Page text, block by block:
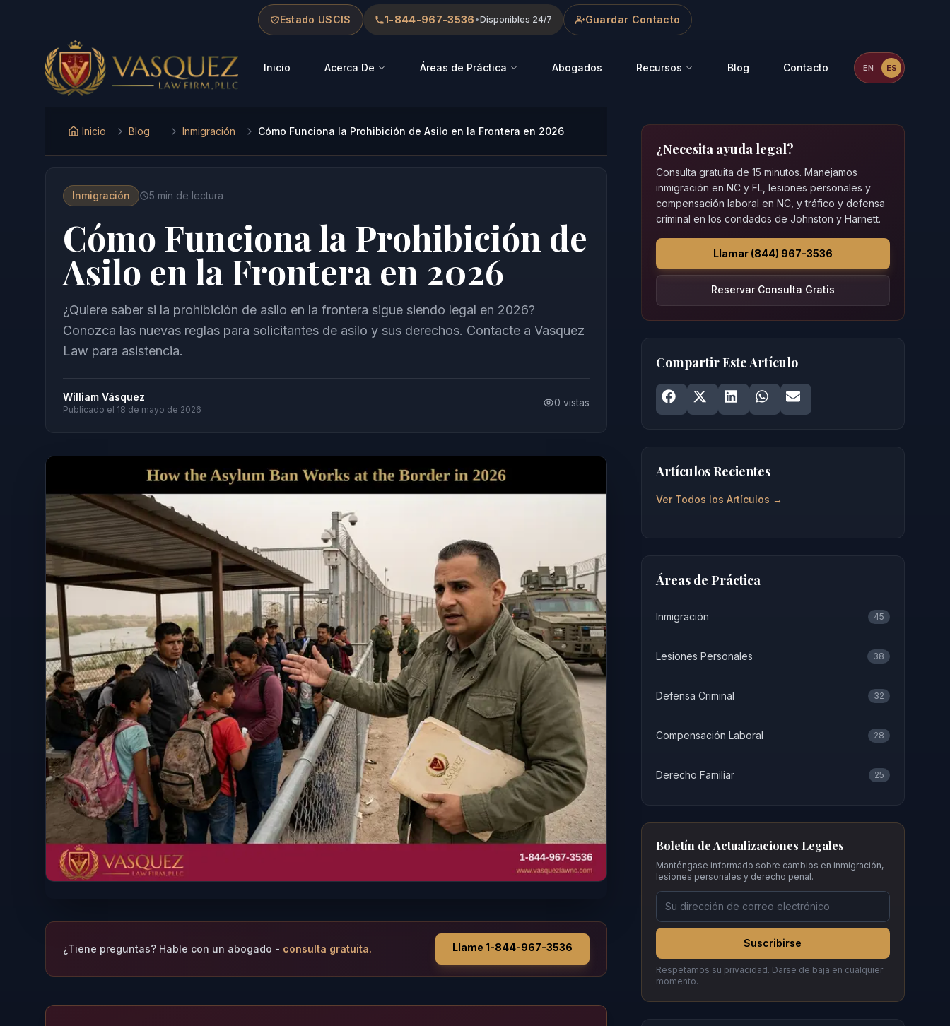
Estado USCIS 1-844-967-3536 •Disponibles 24/7 Guardar Contacto
Vasquez Law Firm - Home
Inicio Acerca De Áreas de Práctica Abogados Recursos Blog Contacto ES
EN
Inicio Blog Inmigración Cómo Funciona la Prohibición de Asilo en la Frontera en 2026
Inmigración 5 min de lectura
Cómo Funciona la Prohibición de
Asilo en la Frontera en 2026
¿Quiere saber si la prohibición de asilo en la frontera sigue siendo legal en 2026?
Conozca las nuevas reglas para solicitantes de asilo y sus derechos. Contacte a Vasquez
Law para asistencia.
William Vásquez
Publicado el 18 de mayo de 2026
0 vistas
¿Tiene preguntas? Hable con un abogado - consulta gratuita. Llame 1-844-967-3536
¿Necesita ayuda legal?
Consulta gratuita de 15 minutos. Manejamos
inmigración en NC y FL, lesiones personales y
compensación laboral en NC, y tráfico y defensa
criminal en los condados de Johnston y Harnett.
Llamar (844) 967-3536
Reservar Consulta Gratis
Compartir Este Artículo
Share onFacebook
Share onX
Share onLinkedIn
Share onWhatsApp
Share on
Artículos Recientes
Ver Todos los Artículos →
Áreas de Práctica
Inmigración 45
Lesiones Personales 38
Defensa Criminal 32
Compensación Laboral 28
Derecho Familiar 25
Boletín de Actualizaciones Legales
Manténgase informado sobre cambios en inmigración,
lesiones personales y derecho penal.
Suscribirse
Respetamos su privacidad. Darse de baja en cualquier
momento.